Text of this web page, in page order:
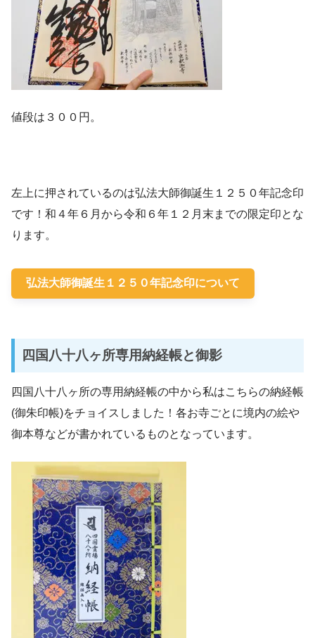
値段は３００円。
左上に押されているのは弘法大師御誕生１２５０年記念印
です！和４年６月から令和６年１２月末までの限定印とな
ります。
弘法大師御誕生１２５０年記念印について
四国八十八ヶ所専用納経帳と御影
四国八十八ヶ所の専用納経帳の中から私はこちらの納経帳
(御朱印帳)をチョイスしました！各お寺ごとに境内の絵や
御本尊などが書かれているものとなっています。